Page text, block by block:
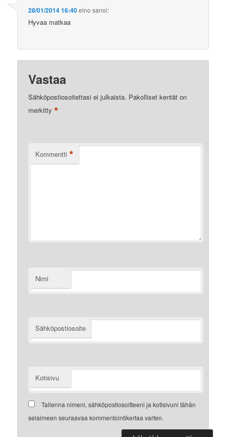
28/01/2014 16:40eino sanoi:
Hyvaa matkaa
Vastaa
Sähköpostiosoitettasi ei julkaista. Pakolliset kentät on
merkitty*
Kommentti *
Nimi
Sähköpostiosoite
Kotisivu
Tallenna nimeni, sähköpostiosoitteeni ja kotisivuni tähän
selaimeen seuraavaa kommentointikertaa varten.